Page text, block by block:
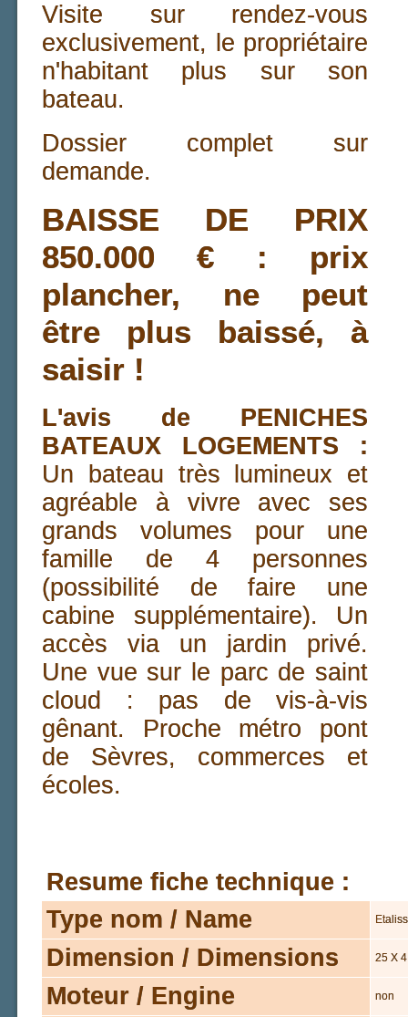
Visite sur rendez-vous
exclusivement, le propriétaire
n'habitant plus sur son
bateau.
Dossier complet sur
demande.
BAISSE DE PRIX
850.000 € : prix
plancher, ne peut
être plus baissé, à
saisir !
L'avis de PENICHES
BATEAUX LOGEMENTS :
Un bateau très lumineux et
agréable à vivre avec ses
grands volumes pour une
famille de 4 personnes
(possibilité de faire une
cabine supplémentaire). Un
accès via un jardin privé.
Une vue sur le parc de saint
cloud : pas de vis-à-vis
gênant. Proche métro pont
de Sèvres, commerces et
écoles.
Resume fiche technique :
Type nom / Name
Dimension / Dimensions 25 X
Moteur / Engine non